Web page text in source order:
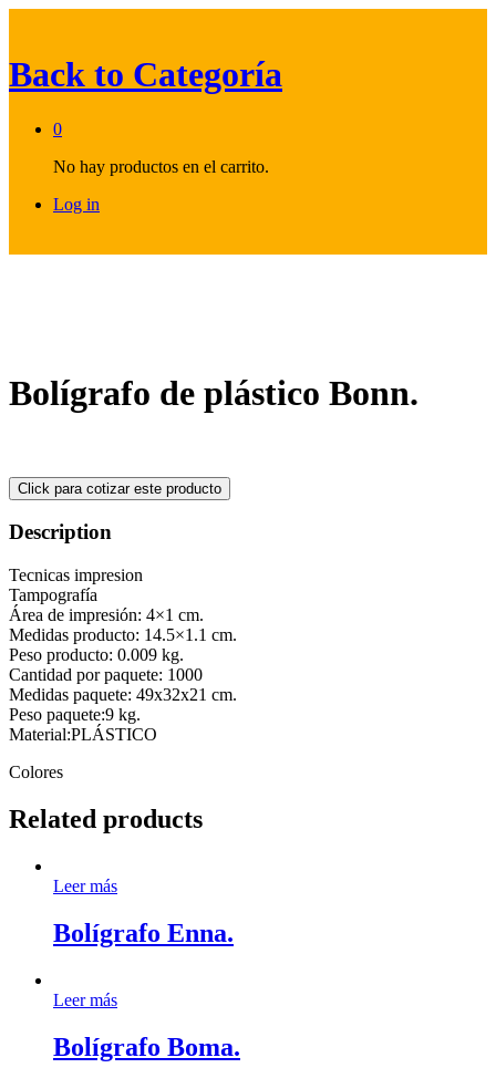
Back to Categoría
0
No hay productos en el carrito.
Log in
Bolígrafo de plástico Bonn.
Description
Tecnicas impresion
Tampografía
Área de impresión: 4×1 cm.
Medidas producto: 14.5×1.1 cm.
Peso producto: 0.009 kg.
Cantidad por paquete: 1000
Medidas paquete: 49x32x21 cm.
Peso paquete:9 kg.
Material:PLÁSTICO
Colores
Related products
Leer más
Bolígrafo Enna.
Leer más
Bolígrafo Boma.